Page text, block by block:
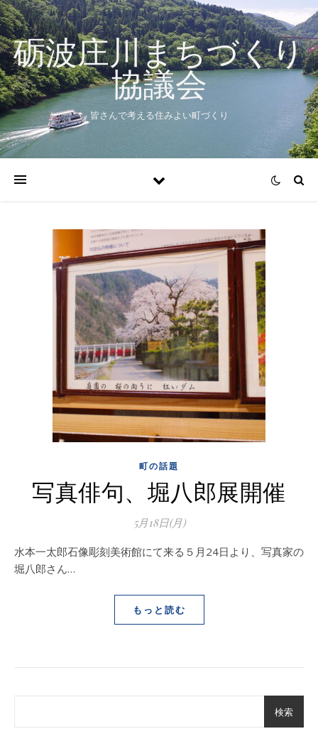
砺波庄川まちづくり
協議会
皆さんで考える住みよい町づくり
町の話題
写真俳句、堀八郎展開催
5月18日(月)
水本一太郎石像彫刻美術館にて来る５月24日より、写真家の
堀八郎さん…
もっと読む
検索